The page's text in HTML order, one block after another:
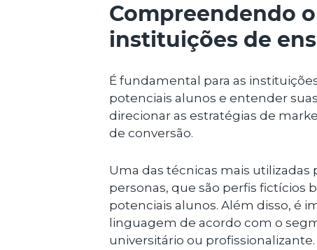
Compreendendo
instituições de
É fundamental para as
potenciais alunos e entender
direcionar as estratégias de
de conversão.
Uma das técnicas mais utilizadas
personas, que são perfis fictícios
potenciais alunos. Além disso, é
linguagem de acordo com o
universitário ou